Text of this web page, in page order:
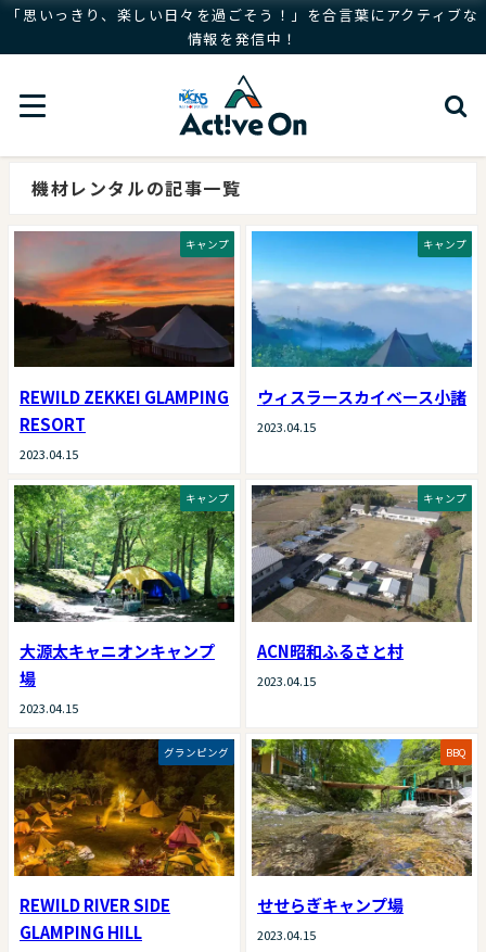
「思いっきり、楽しい日々を過ごそう！」を合言葉にアクティブな
情報を発信中！
機材レンタルの記事一覧
キャンプ
REWILD ZEKKEI GLAMPING
RESORT
2023.04.15
キャンプ
ウィスラースカイベース小諸
2023.04.15
キャンプ
大源太キャニオンキャンプ
場
2023.04.15
キャンプ
ACN昭和ふるさと村
2023.04.15
グランピング
REWILD RIVER SIDE
GLAMPING HILL
BBQ
せせらぎキャンプ場
2023.04.15